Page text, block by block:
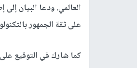
العالمي. ودعا البيان
على ثقة الجمهور
كما شارك في التوقيع على